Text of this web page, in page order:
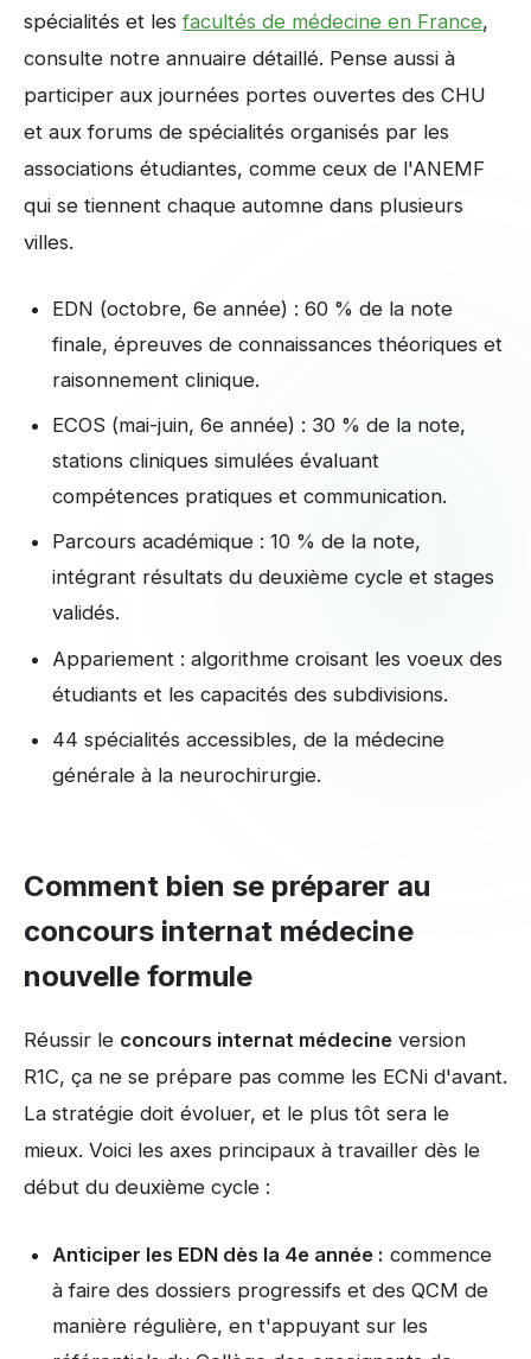
spécialités et lesfacultés de médecine en France,
consulte notre annuaire détaillé. Pense aussi à
participer aux journées portes ouvertes des CHU
et aux forums de spécialités organisés par les
associations étudiantes, comme ceux de l'ANEMF
qui se tiennent chaque automne dans plusieurs
villes.
EDN (octobre, 6e année) : 60 % de la note
finale, épreuves de connaissances théoriques et
raisonnement clinique.
ECOS (mai-juin, 6e année) : 30 % de la note,
stations cliniques simulées évaluant
compétences pratiques et communication.
Parcours académique : 10 % de la note,
intégrant résultats du deuxième cycle et stages
validés.
Appariement : algorithme croisant les voeux des
étudiants et les capacités des subdivisions.
44 spécialités accessibles, de la médecine
générale à la neurochirurgie.
Comment bien se préparer au
concours internat médecine
nouvelle formule
Réussir le concours internat médecine version
R1C, ça ne se prépare pas comme les ECNi d'avant.
La stratégie doit évoluer, et le plus tôt sera le
mieux. Voici les axes principaux à travailler dès le
début du deuxième cycle :
Anticiper les EDN dès la 4e année : commence
à faire des dossiers progressifs et des QCM de
manière régulière, en t'appuyant sur les